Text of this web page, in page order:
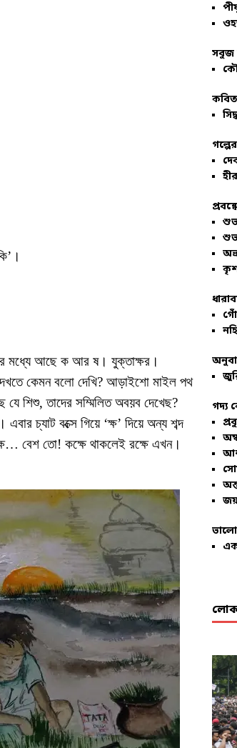
মধ্যে আছে ক আর ষ। যুক্তাক্ষর।
কেমন বলো দেখি? আড়াইশো মাইল পথ
শিশু, তাদের সম্মিলিত অবয়ব দেখেছ?
চ্যাট বক্সে গিয়ে ‘ক্ষ’ দিয়ে অন্য শব্দ
বেশ তো! কক্ষে থাকলেই রক্ষে এখন।
সবুজ
গদ্য